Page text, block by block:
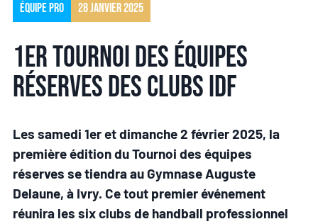
Équipe pro 28 janvier 2025
1er Tournoi des équipes
réserves des clubs IDF
Les samedi 1er et dimanche 2 février 2025, la
première édition du Tournoi des équipes
réserves se tiendra au Gymnase Auguste
Delaune, à Ivry. Ce tout premier événement
réunira les six clubs de handball professionnel